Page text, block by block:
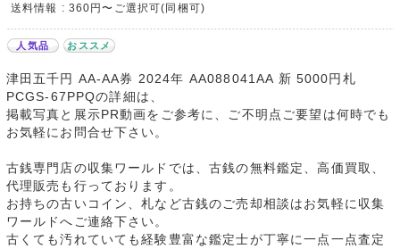
送料情報 : 360円〜ご選択可(同梱可)
人気品 おススメ
津田五千円 AA-AA券 2024年 AA088041AA 新 5000円札
PCGS-67PPQの詳細は、
掲載写真と展示PR動画をご参考に、ご不明点ご要望は何時でも
お気軽にお問合せ下さい。
古銭専門店の収集ワールドでは、古銭の無料鑑定、高価買取、
代理販売も行っております。
お持ちの古いコイン、札など古銭のご売却相談はお気軽に収集
ワールドへご連絡下さい。
古くても汚れていても経験豊富な鑑定士が丁寧に一点一点査定